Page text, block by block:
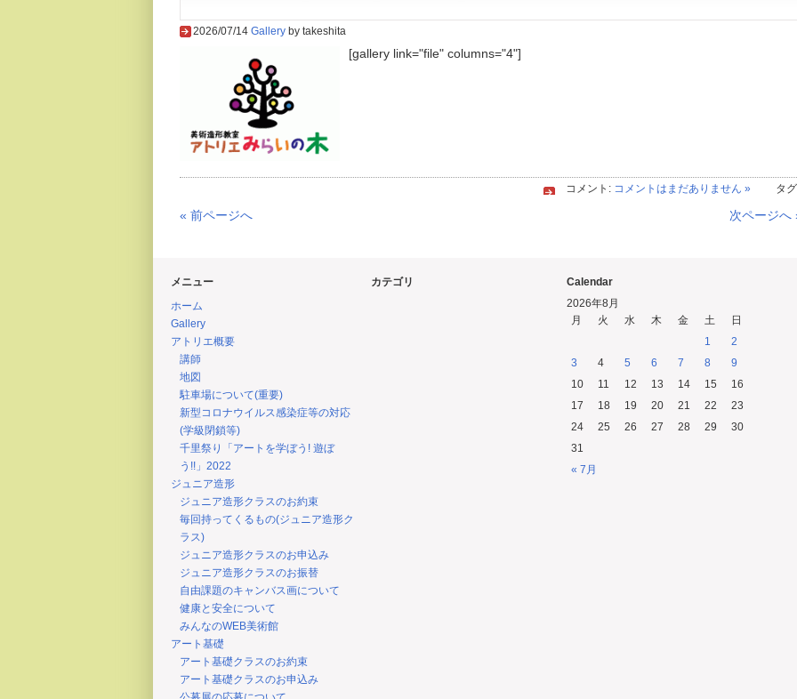
2026/07/14 Gallery by takeshita
[gallery link="file" columns="4"]
コメント: コメントはまだありません » タ
« 前ページへ 次ページへ
メニュー
ホーム
Gallery
アトリエ概要
講師
地図
駐車場について(重要)
新型コロナウイルス感染症等の対応
(学級閉鎖等)
千里祭り「アートを学ぼう! 遊ぼ
う!!」2022
ジュニア造形
ジュニア造形クラスのお約束
毎回持ってくるもの(ジュニア造形ク
ラス)
ジュニア造形クラスのお申込み
ジュニア造形クラスのお振替
自由課題のキャンバス画について
健康と安全について
みんなのWEB美術館
アート基礎
アート基礎クラスのお約束
アート基礎クラスのお申込み
カテゴリ
Calendar
2026年8月
月
火 水 木 金 土 日
« 7月
1
2
3
4 5 6 7 8
9
10
11 12 13 14 15
16
17
18 19 20 21 22
23
24
25 26 27 28 29
30
31